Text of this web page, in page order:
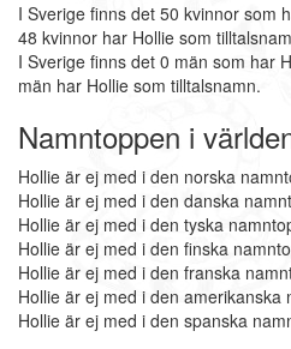
I Sverige finns det 50 kvinnor som
48 kvinnor har Hollie som
I Sverige finns det 0 män som har
män har Hollie som tilltalsnamn.
Namntoppen i
Hollie är ej med i den norska
Hollie är ej med i den danska
Hollie är ej med i den tyska
Hollie är ej med i den finska
Hollie är ej med i den franska
Hollie är ej med i den amerikanska
Hollie är ej med i den spanska